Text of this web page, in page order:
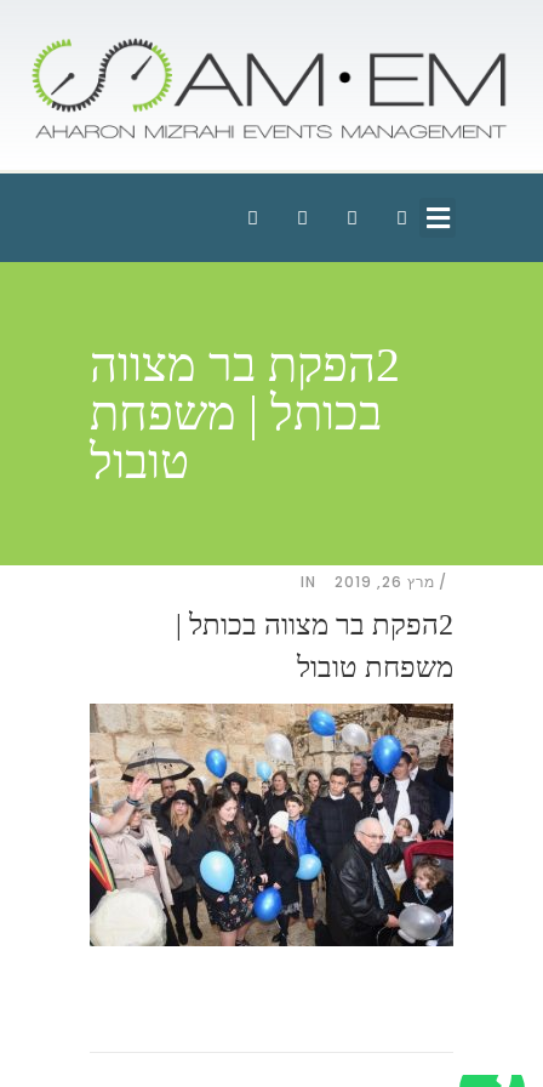
2הפקת בר מצווה
בכותל | משפחת
טובול
מרץ 26, 2019 IN
2הפקת בר מצווה בכותל |
משפחת טובול